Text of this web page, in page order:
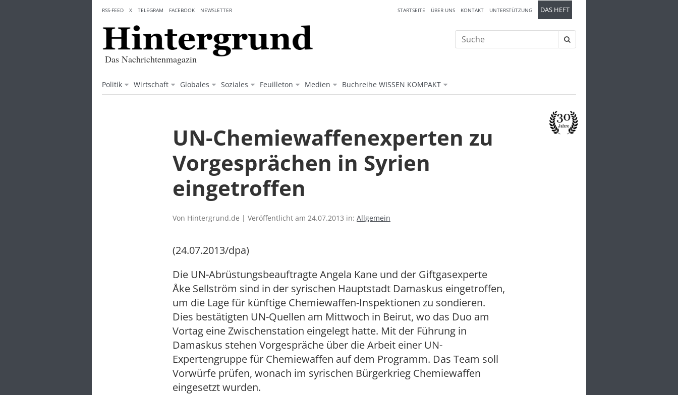
content
Das Nachrichtenmagazin
Politik Wirtschaft Globales Soziales Feuilleton Medien Buchreihe WISSEN KOMPAKT
STARTSEITE ÜBER UNS KONTAKT UNTERSTÜTZUNG DAS HEFT
RSS-FEED X TELEGRAM FACEBOOK NEWSLETTER
Suche
nach:
UN-Chemiewaffenexperten zu
Vorgesprächen in Syrien
eingetroffen
Von Hintergrund.de | Veröffentlicht am 24.07.2013 in: Allgemein
(24.07.2013/dpa)
Die UN-Abrüstungsbeauftragte Angela Kane und der Giftgasexperte
Åke Sellström sind in der syrischen Hauptstadt Damaskus eingetroffen,
um die Lage für künftige Chemiewaffen-Inspektionen zu sondieren.
Dies bestätigten UN-Quellen am Mittwoch in Beirut, wo das Duo am
Vortag eine Zwischenstation eingelegt hatte. Mit der Führung in
Damaskus stehen Vorgespräche über die Arbeit einer UN-
Expertengruppe für Chemiewaffen auf dem Programm. Das Team soll
Vorwürfe prüfen, wonach im syrischen Bürgerkrieg Chemiewaffen
eingesetzt wurden.